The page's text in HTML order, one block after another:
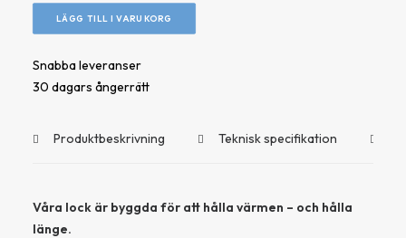
cm
–
(hörnradie
15
mängd
LÄGG TILL I VARUKORG
Snabba leveranser
30 dagars ångerrätt
Produktbeskrivning Teknisk specifikation
Våra lock är byggda för att hålla värmen – och hålla
länge.